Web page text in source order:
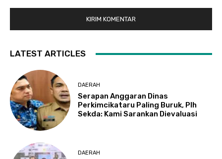
LATEST ARTICLES
DAERAH
Serapan Anggaran Dinas
Perkimcikataru Paling Buruk, Plh
Sekda: Kami Sarankan Dievaluasi
DAERAH